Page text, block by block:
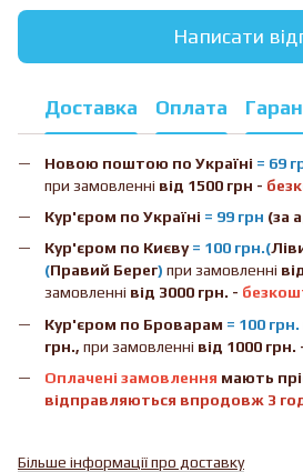
Написати
Доставка Оплата
Новою поштою по Україні = 69
при замовленні від 1500 грн -
Кур'єром по Україні = 99 грн (за
Кур'єром по Києву= 100 грн.(
(Правий Берег) при замовленні
замовленні від 3000 грн. -
Кур'єром по Броварам = 100 грн.
грн., при замовленні від 1000 грн.
Оплачені замовлення мають
відправляються впродовж 3
Більше інформації про доставку